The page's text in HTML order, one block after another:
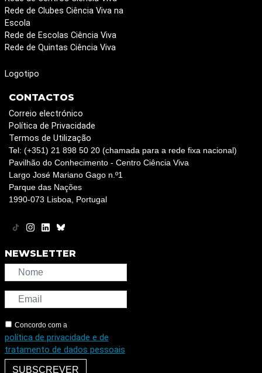
Rede de Clubes Ciência Viva na
Escola
Rede de Escolas Ciência Viva
Rede de Quintas Ciência Viva
Logotipo
CONTACTOS
Correio electrónico
Política de Privacidade
Termos de Utilização
Tel: (+351) 21 898 50 20 (chamada para a rede fixa nacional)
Pavilhão do Conhecimento - Centro Ciência Viva
Largo José Mariano Gago n.º1
Parque das Nações
1990-073 Lisboa, Portugal
NEWSLETTER
Concordo com a
política de privacidade e de
tratamento de dados pessoais
SUBSCREVER